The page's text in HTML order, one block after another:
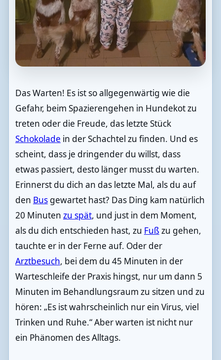
Das Warten! Es ist so allgegenwärtig wie die
Gefahr, beim Spazierengehen in Hundekot zu
treten oder die Freude, das letzte Stück
Schokolade in der Schachtel zu finden. Und es
scheint, dass je dringender du willst, dass
etwas passiert, desto länger musst du warten.
Erinnerst du dich an das letzte Mal, als du auf
den Busgewartet hast? Das Ding kam natürlich
20 Minuten zu spät, und just in dem Moment,
als du dich entschieden hast, zu Fuß zu gehen,
tauchte er in der Ferne auf. Oder der
Arztbesuch, bei dem du 45 Minuten in der
Warteschleife der Praxis hingst, nur um dann 5
Minuten im Behandlungsraum zu sitzen und zu
hören: „Es ist wahrscheinlich nur ein Virus, viel
Trinken und Ruhe.“ Aber warten ist nicht nur
ein Phänomen des Alltags.